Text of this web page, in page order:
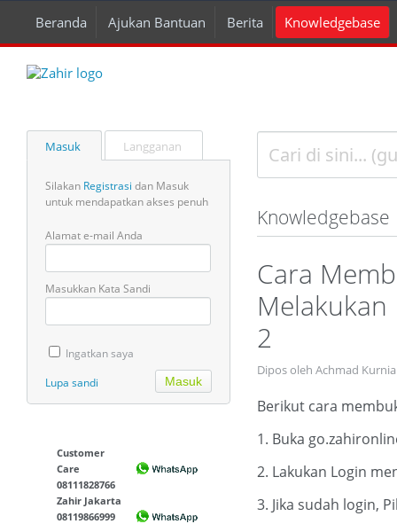
Beranda Ajukan Bantuan Berita Knowledgebase
Masuk Langganan
Silakan Registrasi dan Masuk
untuk mendapatkan akses penuh
Alamat e-mail Anda
Masukkan Kata Sandi
Ingatkan saya
Lupa sandi
Customer
Care
08111828766
Zahir Jakarta
08119866999
Knowledgebase
Cara
2
Dipos oleh Achmad
Berikut cara
1. Buka
2. Lakukan Login
3. Jika sudah login,